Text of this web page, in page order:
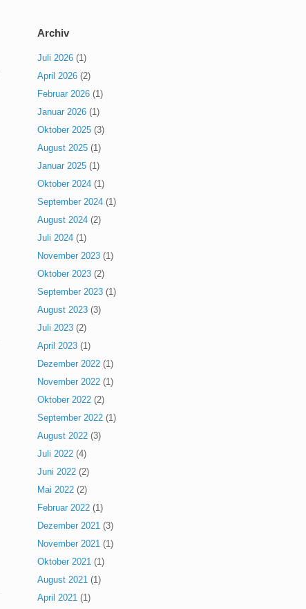
Archiv
Juli 2026 (1)
April 2026 (2)
Februar 2026 (1)
Januar 2026 (1)
Oktober 2025 (3)
August 2025 (1)
Januar 2025 (1)
Oktober 2024 (1)
September 2024 (1)
August 2024 (2)
Juli 2024 (1)
November 2023 (1)
Oktober 2023 (2)
September 2023 (1)
August 2023 (3)
Juli 2023 (2)
April 2023 (1)
Dezember 2022 (1)
November 2022 (1)
Oktober 2022 (2)
September 2022 (1)
August 2022 (3)
Juli 2022 (4)
Juni 2022 (2)
Mai 2022 (2)
Februar 2022 (1)
Dezember 2021 (3)
November 2021 (1)
Oktober 2021 (1)
August 2021 (1)
April 2021 (1)